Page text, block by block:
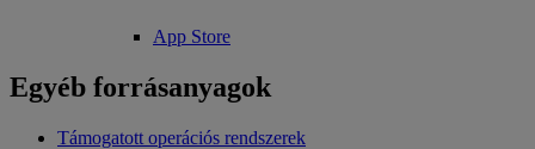
App Store
Egyéb forrásanyagok
Támogatott operációs rendszerek